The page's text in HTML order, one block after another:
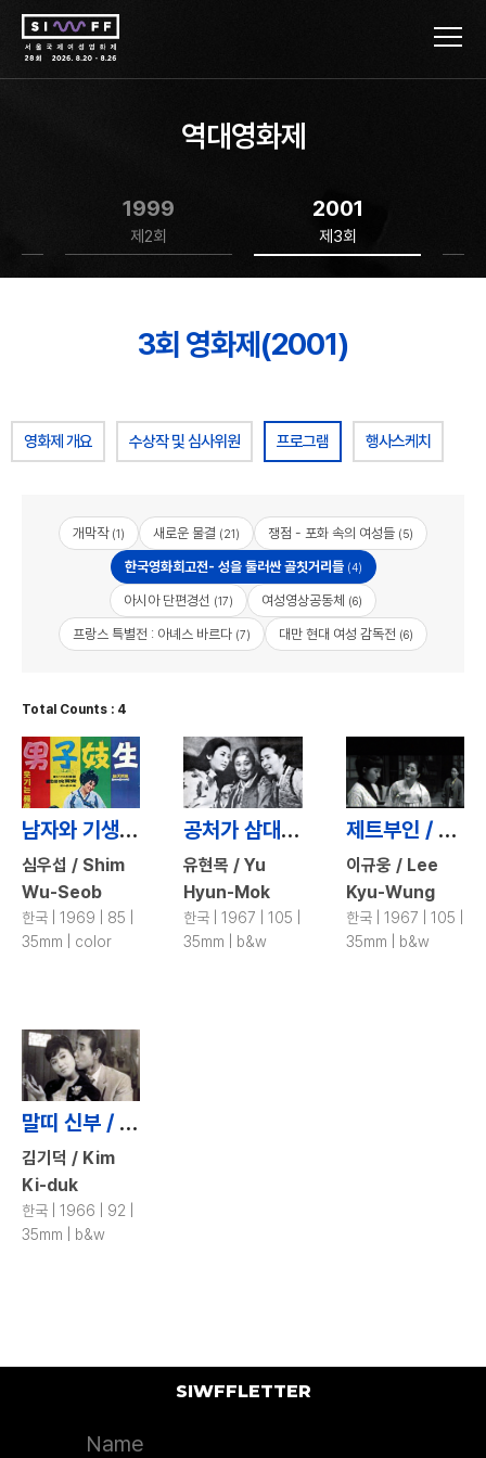
역대영화제
1999
제2회
2001
제3회
3회 영화제(2001)
영화제 개요 수상작 및 심사위원 프로그램 행사스케치
개막작(1) 새로운 물결 (21) 쟁점 - 포화 속의 여성들 (5)
한국영화회고전- 성을 둘러싼 골칫거리들(4)
아시아 단편경선 (17) 여성영상공동체 (6)
프랑스 특별전 : 아녜스 바르다 (7) 대만 현대 여성 감독전 (6)
Total Counts : 4
남자와 기생 / Man and Gisaeng
심우섭 / Shim
Wu-Seob
한국 | 1969 | 85 |
35mm | color
공처가 삼대 / Three Henpeck Generations
유현목 / Yu
Hyun-Mok
한국 | 1967 | 105 |
35mm | b&w
제트부인 / Madame Jet
이규웅 / Lee
Kyu-Wung
한국 | 1967 | 105 |
35mm | b&w
말띠 신부 / A Bride Who Was Born in the Year of the Hors
김기덕 / Kim
Ki-duk
한국 | 1966 | 92 |
35mm | b&w
SIWFFLETTER